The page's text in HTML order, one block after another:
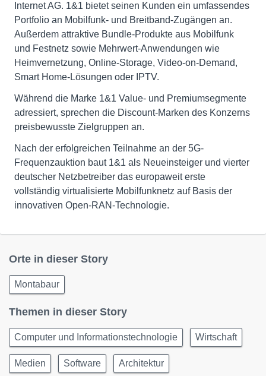
Internet AG. 1&1 bietet seinen Kunden ein umfassendes
Portfolio an Mobilfunk- und Breitband-Zugängen an.
Außerdem attraktive Bundle-Produkte aus Mobilfunk
und Festnetz sowie Mehrwert-Anwendungen wie
Heimvernetzung, Online-Storage, Video-on-Demand,
Smart Home-Lösungen oder IPTV.
Während die Marke 1&1 Value- und Premiumsegmente
adressiert, sprechen die Discount-Marken des Konzerns
preisbewusste Zielgruppen an.
Nach der erfolgreichen Teilnahme an der 5G-
Frequenzauktion baut 1&1 als Neueinsteiger und vierter
deutscher Netzbetreiber das europaweit erste
vollständig virtualisierte Mobilfunknetz auf Basis der
innovativen Open-RAN-Technologie.
Orte in dieser Story
Montabaur
Themen in dieser Story
Computer und Informationstechnologie Wirtschaft
Medien Software Architektur